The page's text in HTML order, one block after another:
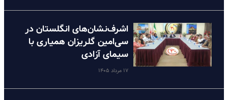
اشرف‌نشان‌های انگلستان در
سی‌امین گلریزان همیاری با
سیمای آزادی
۱۷ مرداد ۱۴۰۵